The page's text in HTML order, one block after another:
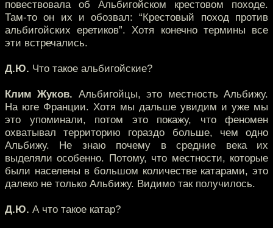
повествовала об Альбигойском крестовом походе.
Там-то он их и обозвал: “Крестовый поход против
альбигойских еретиков”. Хотя конечно термины все
эти встречались.
Д.Ю. Что такое альбигойские?
Клим Жуков. Альбигойцы, это местность Альбижу.
На юге Франции. Хотя мы дальше увидим и уже мы
это упоминали, потом это покажу, что феномен
охватывал территорию гораздо больше, чем одно
Альбижу. Не знаю почему в средние века их
выделяли особенно. Потому, что местности, которые
были населены в большом количестве катарами, это
далеко не только Альбижу. Видимо так получилось.
Д.Ю. А что такое катар?